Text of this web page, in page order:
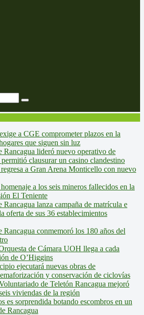
a CGE comprometer plazos en la
que siguen sin luz
Rancagua lideró nuevo operativo de
clausurar un casino clandestino
a Gran Arena Monticello con nuevo
a los seis mineros fallecidos en la
El Teniente
lanza campaña de matrícula e
oferta de sus 36 establecimientos
conmemoró los 180 años del
de Cámara UOH llega a cada
de O’Higgins
ejecutará nuevas obras de
y conservación de ciclovías
de Teletón Rancagua mejoró
viviendas de la región
es sorprendida botando escombros en un
Rancagua